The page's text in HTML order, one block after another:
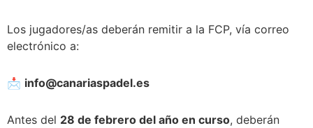
Los jugadores/as deberán remitir a la FCP, vía correo
electrónico a:
📩 info@canariaspadel.es
Antes del 28 de febrero del año en curso, deberán